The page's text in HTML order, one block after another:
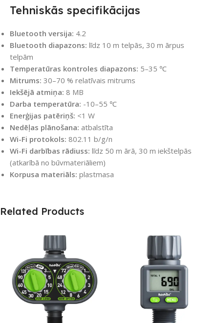
Tehniskās specifikācijas
Bluetooth versija: 4.2
Bluetooth diapazons: līdz 10 m telpās, 30 m ārpus
telpām
Temperatūras kontroles diapazons: 5–35 ℃
Mitrums: 30–70 % relatīvais mitrums
Iekšējā atmiņa: 8 MB
Darba temperatūra: -10–55 ℃
Enerģijas patēriņš: <1 W
Nedēļas plānošana: atbalstīta
Wi-Fi protokols: 802.11 b/g/n
Wi-Fi darbības rādiuss: līdz 50 m ārā, 30 m iekštelpās
(atkarībā no būvmateriāliem)
Korpusa materiāls: plastmasa
Related Products